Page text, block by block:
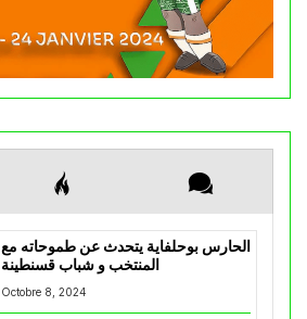
الحارس بوحلفاية يتحدث عن طموحاته مع
المنتخب و شباب قسنطينة
Octobre 8, 2024